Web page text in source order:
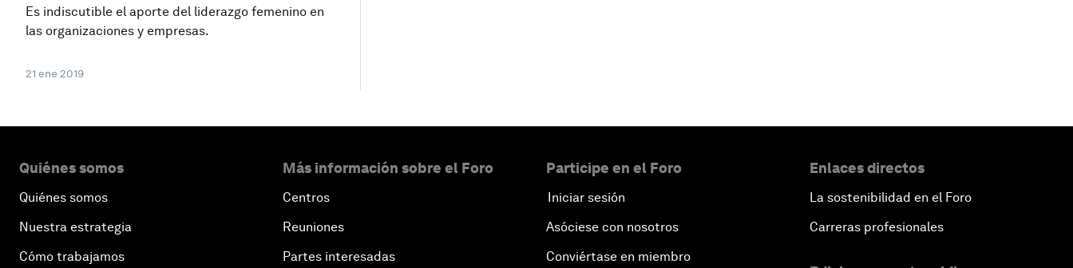
Es indiscutible el aporte del liderazgo femenino en
las organizaciones y empresas.
21 ene 2019
Quiénes somos
Quiénes somos
Nuestra estrategia
Cómo trabajamos
Más información sobre el Foro
Centros
Reuniones
Partes interesadas
Participe en el Foro
Iniciar sesión
Asóciese con nosotros
Conviértase en miembro
Enlaces directos
La sostenibilidad en el Foro
Carreras profesionales